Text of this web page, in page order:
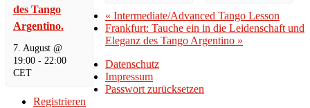
des Tango
Argentino.
7. August @
19:00- 22:00
CET
« Intermediate/Advanced Tango Lesson
Frankfurt: Tauche ein in die Leidenschaft und
Eleganz des Tango Argentino »
Datenschutz
Impressum
Passwort zurücksetzen
Registrieren